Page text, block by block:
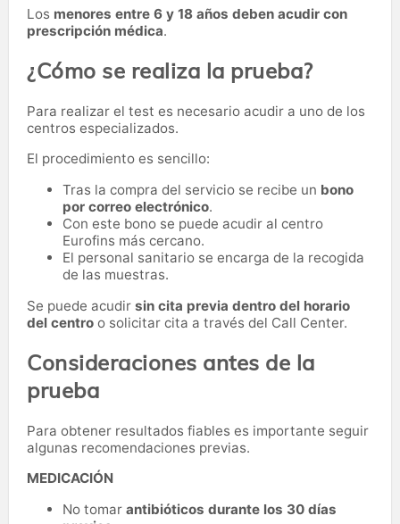
Los menores entre 6 y 18 años deben acudir con
prescripción médica.
¿Cómo se realiza la prueba?
Para realizar el test es necesario acudir a uno de los
centros especializados.
El procedimiento es sencillo:
Tras la compra del servicio se recibe un bono
por correo electrónico.
Con este bono se puede acudir al centro
Eurofins más cercano.
El personal sanitario se encarga de la recogida
de las muestras.
Se puede acudir sin cita previa dentro del horario
del centro o solicitar cita a través del Call Center.
Consideraciones antes de la
prueba
Para obtener resultados fiables es importante seguir
algunas recomendaciones previas.
MEDICACIÓN
No tomar antibióticos durante los 30 días